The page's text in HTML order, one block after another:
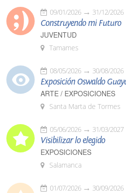
09/01/2026 31/12/2026
Construyendo mi Futuro
JUVENTUD
Tamames
08/05/2026 30/08/2026
Exposición Oswaldo
ARTE / EXPOSICIONES
Santa Marta de Tormes
05/06/2026 31/03/2027
Visibilizar lo elegido
EXPOSICIONES
Salamanca
01/07/2026 30/09/2026